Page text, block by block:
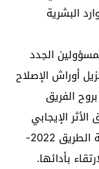
البشرية
الجدد
أوراش الإصلاح
الفريق
الإيجابي
لمختلف البرامج والمشاريع المنبثقة عن خارطة الطريق 2022-